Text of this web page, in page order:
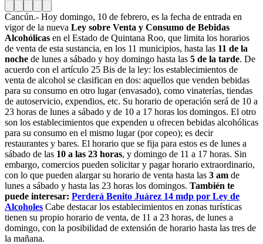
Cancún.- Hoy domingo, 10 de febrero, es la fecha de entrada en
vigor de la nueva Ley sobre Venta y Consumo de Bebidas
Alcohólicas en el Estado de Quintana Roo, que limita los horarios
de venta de esta sustancia, en los 11 municipios, hasta las 11 de la
noche de lunes a sábado y hoy domingo hasta las 5 de la tarde. De
acuerdo con el artículo 25 Bis de la ley: los establecimientos de
venta de alcohol se clasifican en dos: aquellos que venden bebidas
para su consumo en otro lugar (envasado), como vinaterías, tiendas
de autoservicio, expendios, etc. Su horario de operación será de 10 a
23 horas de lunes a sábado y de 10 a 17 horas los domingos. El otro
son los establecimientos que expenden u ofrecen bebidas alcohólicas
para su consumo en el mismo lugar (por copeo); es decir
restaurantes y bares. El horario que se fija para estos es de lunes a
sábado de las 10 a las 23 horas, y domingo de 11 a 17 horas. Sin
embargo, comercios pueden solicitar y pagar horario extraordinario,
con lo que pueden alargar su horario de venta hasta las 3 am de
lunes a sábado y hasta las 23 horas los domingos. También te
puede interesar: Perderá Benito Juárez 14 mdp por Ley de
Alcoholes Cabe destacar los establecimientos en zonas turísticas
tienen su propio horario de venta, de 11 a 23 horas, de lunes a
domingo, con la posibilidad de extensión de horario hasta las tres de
la mañana.